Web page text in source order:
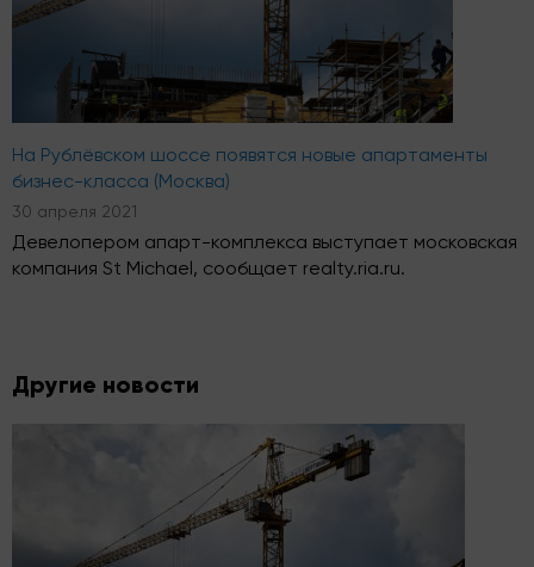
На Рублёвском шоссе появятся новые апартаменты
бизнес-класса (Москва)
30 апреля 2021
Девелопером апарт-комплекса выступает московская
компания St Michael, сообщает realty.ria.ru.
Другие новости